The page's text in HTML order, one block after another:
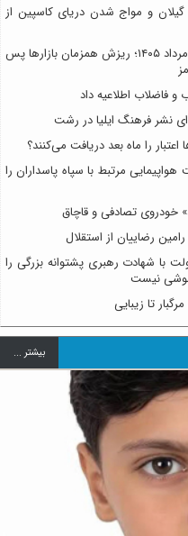
۴ درجه ای دمای گیلان و مواج شدن دریای کاسپین از
قیمت طلا، سکه و دلار امروز چهارشنبه ۱۴ مرداد ۱۴۰۵؛ ریزش همزمان بازارها پس
فاضلاب اطلاعیه داد
نشر فرهنگ ایلیا در رشت
اعتبار را ماه بعد دریافت می‌کنند؟
مرتبط با سپاه پاسداران را
خودروی تصادفی و قاچاق
رضاییان از استقلال
با شهادت رهبری پشتوانه بزرگی را
نیست
تا زیبایی
بيشتر ...